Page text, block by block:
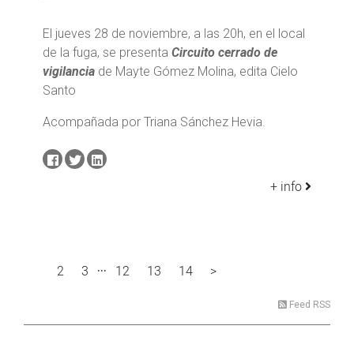
El jueves 28 de noviembre, a las 20h, en el local
de la fuga, se presenta Circuito cerrado de
vigilancia de Mayte Gómez Molina, edita Cielo
Santo
Acompañada por Triana Sánchez Hevia.
+ info
2 3 ... 12 13 14 >
Feed RSS